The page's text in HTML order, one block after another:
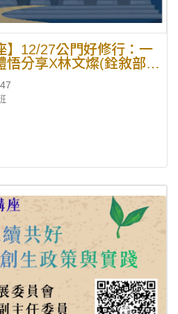
】12/27公門好修行：一
悟分享X林文燦(銓敘部前